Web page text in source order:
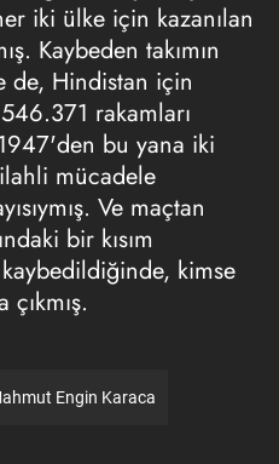
iki ülke için kazanılan
Kaybeden takımın
de, Hindistan için
rakamları
bu yana iki
mücadele
Ve maçtan
bir kısım
kimse
çıkmış.
Engin Karaca